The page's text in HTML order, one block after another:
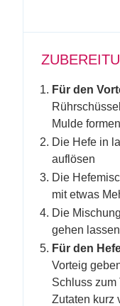
Für den
Mulde formen
Die Hefe in
auflösen
Die
mit etwas
Die
gehen lassen
Für den
Vorteig
Schluss zum
Zutaten kurz